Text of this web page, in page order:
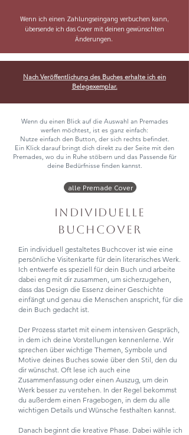
Wenn ich einen Zahlungseingang verbuchen kann,
übersende ich das Cover mit deinen gewünschten
Änderungen.
Nach Veröffentlichung des Buches erhalte ich ein
Belegexemplar.
Wenn du einen Blick auf die Auswahl an Premades
werfen möchtest, ist es ganz einfach:
Nutze einfach den Button, der sich rechts befindet.
Ein Klick darauf bringt dich direkt zu der Seite mit den
Premades, wo du in Ruhe stöbern und das Passende für
deine Bedürfnisse finden kannst.
alle Premade Cover
Individuelle
Buchcover
Ein individuell gestaltetes Buchcover ist wie eine
persönliche Visitenkarte für dein literarisches Werk.
Ich entwerfe es speziell für dein Buch und arbeite
dabei eng mit dir zusammen, um sicherzugehen,
dass das Design die Essenz deiner Geschichte
einfängt und genau die Menschen anspricht, für die
dein Buch gedacht ist.
Der Prozess startet mit einem intensiven Gespräch,
in dem ich deine Vorstellungen kennenlerne. Wir
sprechen über wichtige Themen, Symbole und
Motive deines Buches sowie über den Stil, den du
dir wünschst. Oft lese ich auch eine
Zusammenfassung oder einen Auszug, um dein
Werk besser zu verstehen. In der Regel bekommst
du außerdem einen Fragebogen, in dem du alle
wichtigen Details und Wünsche festhalten kannst.
Danach beginnt die kreative Phase. Dabei wähle ich